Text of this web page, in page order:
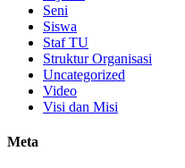
Seni
Siswa
Staf TU
Struktur Organisasi
Uncategorized
Video
Visi dan Misi
Meta